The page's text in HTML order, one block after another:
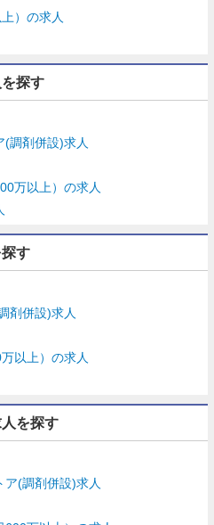
）の求人
探す
(調剤併設)求人
万以上）の求人
す
剤併設)求人
以上）の求人
を探す
ア(調剤併設)求人